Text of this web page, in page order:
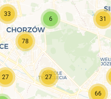
33
6
27
78
31
27
66